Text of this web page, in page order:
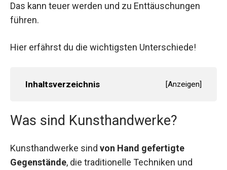
Das kann teuer werden und zu Enttäuschungen
führen.
Hier erfährst du die wichtigsten Unterschiede!
Inhaltsverzeichnis [Anzeigen]
Was sind Kunsthandwerke?
Kunsthandwerke sind von Hand gefertigte
Gegenstände, die traditionelle Techniken und